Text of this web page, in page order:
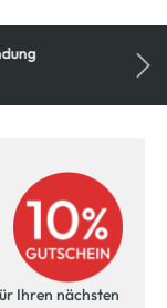
Ihren nächsten